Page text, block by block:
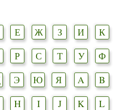
Е Ж З И
К
Р С Т У
Ф
Э Ю Я A
B
H I J K
L